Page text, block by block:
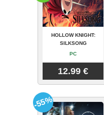
HOLLOW KNIGHT:
SILKSONG
PC
12.99 €
-55%